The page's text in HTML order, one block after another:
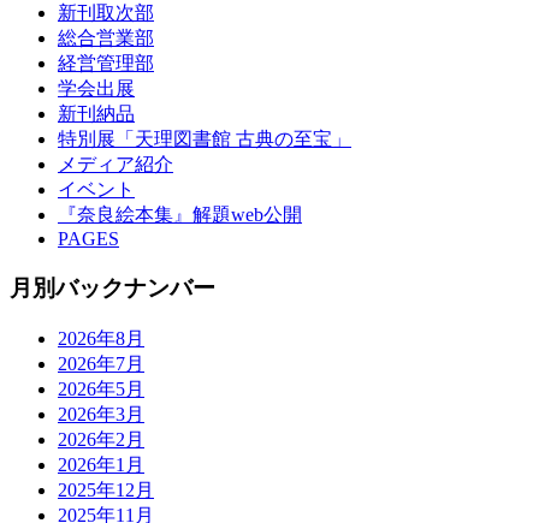
新刊取次部
総合営業部
経営管理部
学会出展
新刊納品
特別展「天理図書館 古典の至宝」
メディア紹介
イベント
『奈良絵本集』解題web公開
PAGES
月別バックナンバー
2026年8月
2026年7月
2026年5月
2026年3月
2026年2月
2026年1月
2025年12月
2025年11月